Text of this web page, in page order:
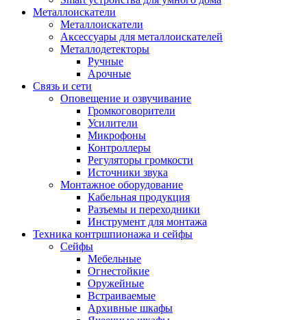
Металлоискатели
Металлоискатели
Аксессуары для металлоискателей
Металлодетекторы
Ручные
Арочные
Связь и сети
Оповещение и озвучивание
Громкоговорители
Усилители
Микрофоны
Контроллеры
Регуляторы громкости
Источники звука
Монтажное оборудование
Кабельная продукция
Разъемы и переходники
Инструмент для монтажа
Техника контршпионажа и сейфы
Сейфы
Мебельные
Огнестойкие
Оружейные
Встраиваемые
Архивные шкафы